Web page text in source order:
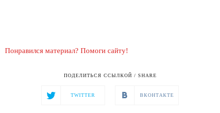
Понравился материал? Помоги сайту!
ПОДЕЛИТЬСЯ ССЫЛКОЙ / SHARE
TWITTER ВКОНТАКТЕ